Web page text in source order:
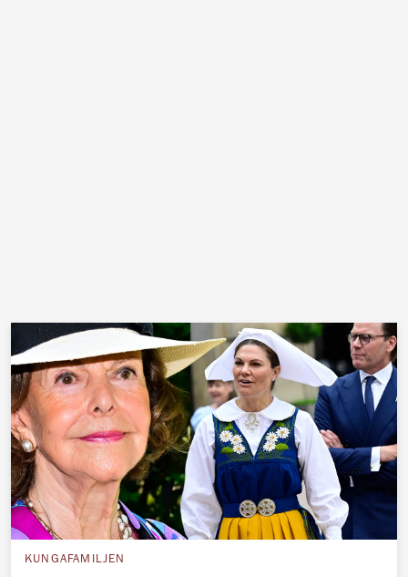
KUNGAFAMILJEN